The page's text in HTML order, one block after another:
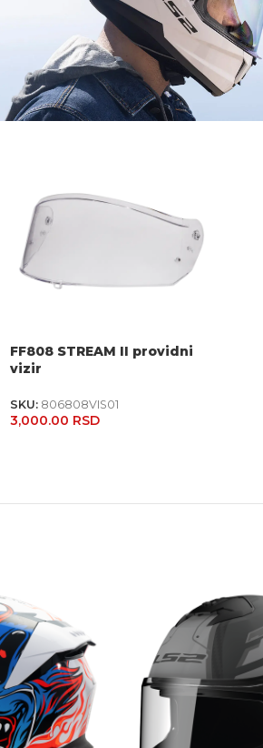
FF808 STREAM II providni
vizir
SKU: 806808VIS01
3,000.00 RSD